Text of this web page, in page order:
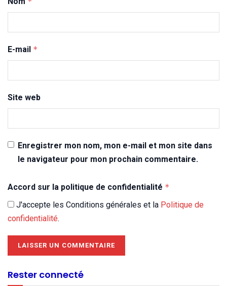
E-mail *
Site web
Enregistrer mon nom, mon e-mail et mon site dans
le navigateur pour mon prochain commentaire.
Accord sur la politique de confidentialité *
J'accepte les Conditions générales et la Politique de
confidentialité.
Rester connecté